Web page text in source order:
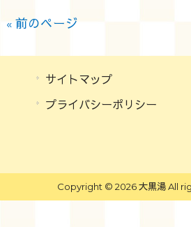
« 前のページ
サイトマップ
プライバシーポリシー
Copyright © 2026 大黒湯 All